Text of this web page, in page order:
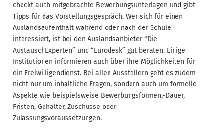
checkt auch mitgebrachte Bewerbungsunterlagen und gibt
Tipps für das Vorstellungsgespräch. Wer sich für einen
Auslandsaufenthalt während oder nach der Schule
interessiert, ist bei den Auslandsanbieter “Die
AustauschExperten” und “Eurodesk” gut beraten. Einige
Institutionen informieren auch über ihre Möglichkeiten für
ein Freiwilligendienst. Bei allen Ausstellern geht es zudem
nicht nur um inhaltliche Fragen, sondern auch um formelle
Aspekte wie beispielsweise Bewerbungsformen,-Dauer,
Fristen, Gehälter, Zuschüsse oder
Zulassungsvoraussetzungen.